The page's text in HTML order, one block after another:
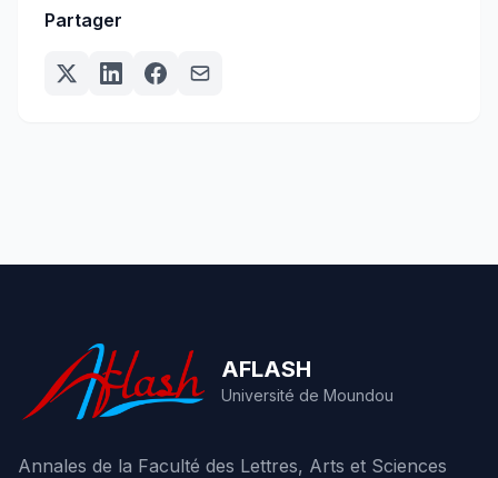
Partager
AFLASH
Université de Moundou
Annales de la Faculté des Lettres, Arts et Sciences